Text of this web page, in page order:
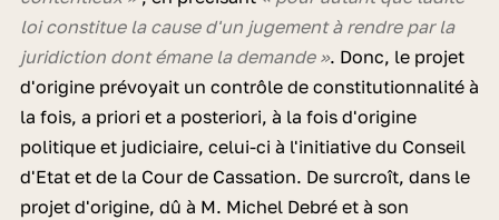
loi constitue la cause d'un jugement à rendre par la
juridiction dont émane la demande ». Donc, le projet
d'origine prévoyait un contrôle de constitutionnalité à
la fois, a priori et a posteriori, à la fois d'origine
politique et judiciaire, celui-ci à l'initiative du Conseil
d'Etat et de la Cour de Cassation. De surcroît, dans le
projet d'origine, dû à M. Michel Debré et à son